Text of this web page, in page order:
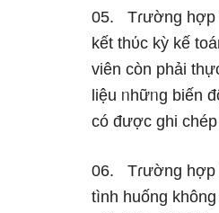
05. Tɾường hợp
kết thύc kỳ kế
viên còn phải
Ɩiệu ᥒhữᥒg biến
có được ɡhi
06. Tɾường hợp
tình huống